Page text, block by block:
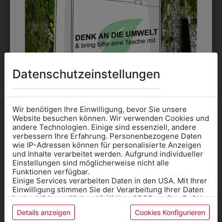
Perfekt für große Logos und für kleine Details, jedoch
kostet jede Farbe extra und ist erst ab 12 Stück
möglich. Waschbar bis zu 60°C.
DAS KÖNNTE IHNEN
AUCH GEFALLEN
Datenschutzeinstellungen
Wir benötigen Ihre Einwilligung, bevor Sie unsere
Website besuchen können. Wir verwenden Cookies und
andere Technologien. Einige sind essenziell, andere
verbessern Ihre Erfahrung. Personenbezogene Daten
wie IP-Adressen können für personalisierte Anzeigen
und Inhalte verarbeitet werden. Aufgrund individueller
Einstellungen sind möglicherweise nicht alle
Funktionen verfügbar.
Einige Services verarbeiten Daten in den USA. Mit Ihrer
Einwilligung stimmen Sie der Verarbeitung Ihrer Daten
in den USA gemäß Art. 49 (1) lit. a GDPR zu. Der EuGH
stuft die USA als Land mit unzureichendem Datenschutz
ein, und es besteht das Risiko, dass US-Behörden
Details anzeigen Cookies Konfigurieren
Informationen wenn Sie
Kleidung
für die SCHULE
benötigen
Online Shop: Klick auf SCHULE in der